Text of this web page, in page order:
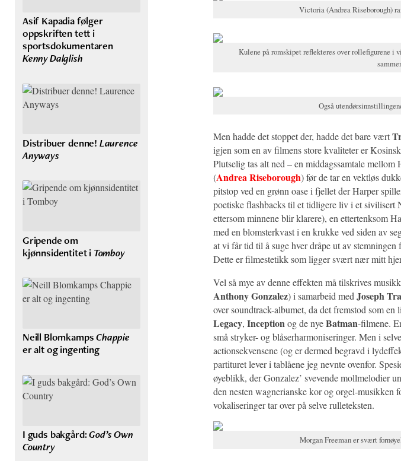
Victoria (Andrea Riseborough)
Kulene på romskipet reflekteres over rollefigurene i
Også
Men hadde det stoppet der, hadde det bare vært
igjen som en av filmens store kvaliteter er
Plutselig tas alt ned – en middagssamtale
(Andrea Riseborough) før de tar en vektløs
pitstop ved en grønn oase i fjellet der Harper
poetiske flashbacks til et tidligere liv i et
ettersom minnene blir klarere), en ettertenksom
med en blomsterkvast i en krukke ved siden av
at vi får tid til å suge hver dråpe ut av
Dette er filmestetikk som ligger svært nær mitt
Vel så mye av denne effekten må tilskrives
Anthony Gonzalez) i samarbeid medJoseph
over soundtrack-albumet, da det fremstod som
Legacy, Inceptionog de nyeBatman-filmene.
små stryker- og blåserharmoniseringer. Men i
actionsekvensene (og er dermed begravd i
partituret lever i tablåene jeg nevnte ovenfor.
øyeblikk, der Gonzalez’ svevende mollmelodier
den nesten wagnerianske kor og orgel-musikken
vokaliseringer tar over på selve rulleteksten.
Morgan Freeman er svært
Asif Kapadia følger
oppskriften tett i
sportsdokumentaren
Kenny Dalglish
Distribuer denne! Laurence
Anyways
Gripende om
kjønnsidentitet i Tomboy
Neill BlomkampsChappie
er alt og ingenting
I guds bakgård:God’s Own
Country